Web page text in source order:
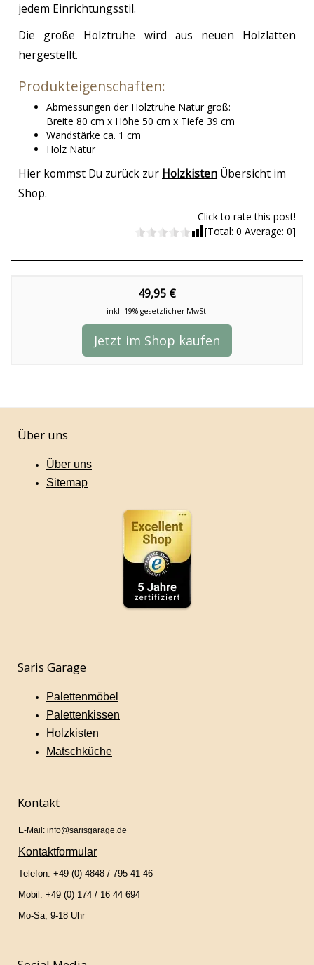
jedem Einrichtungsstil.
Die große Holztruhe wird aus neuen Holzlatten
hergestellt.
Produkteigenschaften:
Abmessungen der Holztruhe Natur groß:
Breite 80 cm x Höhe 50 cm x Tiefe 39 cm
Wandstärke ca. 1 cm
Holz Natur
Hier kommst Du zurück zur Holzkisten Übersicht im
Shop.
Click to rate this post!
[Total: 0 Average: 0]
49,95 €
inkl. 19% gesetzlicher MwSt.
Jetzt im Shop kaufen
Über uns
Über uns
Sitemap
Saris Garage
Palettenmöbel
Palettenkissen
Holzkisten
Matschküche
Kontakt
E-Mail: info@sarisgarage.de
Kontaktformular
Telefon: +49 (0) 4848 / 795 41 46
Mobil: +49 (0) 174 / 16 44 694
Mo-Sa, 9-18 Uhr